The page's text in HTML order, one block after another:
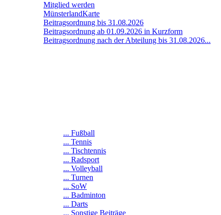
Mitglied werden
MünsterlandKarte
Beitragsordnung bis 31.08.2026
Beitragsordnung ab 01.09.2026 in Kurzform
Beitragsordnung nach der Abteilung bis 31.08.2026...
... Fußball
... Tennis
... Tischtennis
... Radsport
... Volleyball
... Turnen
... SoW
... Badminton
... Darts
... Sonstige Beiträge